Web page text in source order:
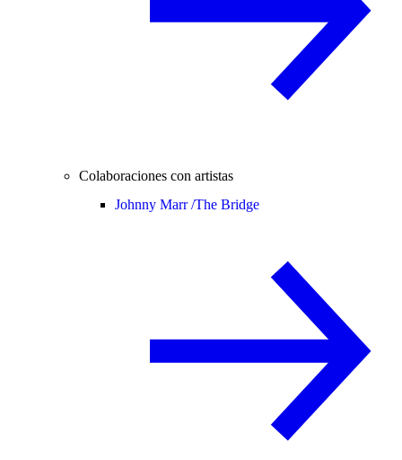
Colaboraciones con artistas
Johnny Marr /The Bridge